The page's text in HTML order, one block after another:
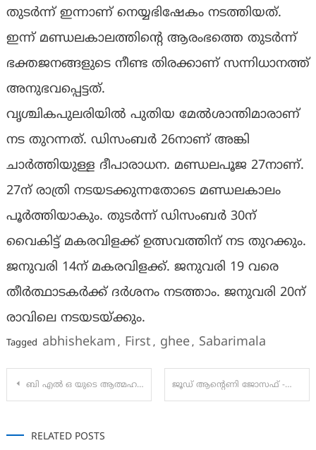
തുടർന്ന് ഇന്നാണ് നെയ്യഭിഷേകം നടത്തിയത്.
ഇന്ന് മണ്ഡലകാലത്തിൻ്റെ ആരംഭത്തെ തുടർന്ന്
ഭക്തജനങ്ങളുടെ നീണ്ട തിരക്കാണ് സന്നിധാനത്ത്
അനുഭവപ്പെട്ടത്.
വൃശ്ചികപുലരിയിൽ പുതിയ മേൽശാന്തിമാരാണ്
നട തുറന്നത്. ഡിസംബര്‍ 26നാണ് അങ്കി
ചാർത്തിയുള്ള ദീപാരാധന. മണ്ഡലപൂജ 27നാണ്.
27ന് രാത്രി നടയടക്കുന്നതോടെ മണ്ഡലകാലം
പൂർത്തിയാകും. തുടര്‍ന്ന് ഡിസംബര്‍ 30ന്
വൈകിട്ട് മകരവിളക്ക് ഉത്സവത്തിന് നട തുറക്കും.
ജനുവരി 14ന് മകരവിളക്ക്. ജനുവരി 19 വരെ
തീര്‍ത്ഥാടകർക്ക് ദർശനം നടത്താം. ജനുവരി 20ന്
രാവിലെ നടയടയ്ക്കും.
Tagged abhishekam , First , ghee, Sabarimala
Post
ബി എൽ ഒ യുടെ ആത്മഹത്യയിൽ പ്രതിഷേധ മാർച്ച്‌ : ജൂഡ് ആൻ്റെണി ജോസഫ് -വിസ്മയാ മോഹൻലാൽ- ചിത്രം”തുടക്കം”ചിത്രീകരണം ആരംഭിച്ചു:
RELATED POSTS